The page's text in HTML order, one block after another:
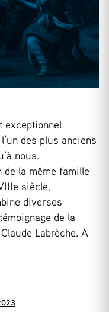
exceptionnel
des plus anciens
nous.
la même famille
siècle,
diverses
de la
Labrèche. A